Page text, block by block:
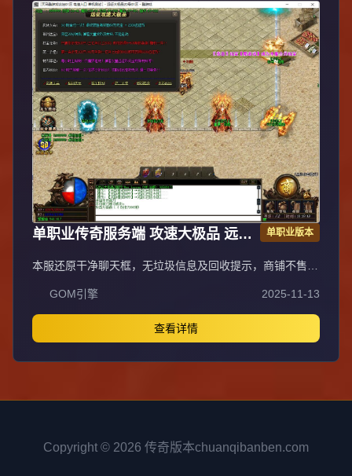
优惠不卖装备，公平无黑幕；防盗提示：不设二级密码保护
账号安全谨防诈骗。
单职业传奇服务端 攻速大极品 远征
版 GOM引擎
单职业版本
本服还原干净聊天框，无垃圾信息及回收提示，商铺不售材
群联系客服完美解答，无论是否消费均用心服务，所有玩家
公平对待。交易安全需通过商铺RMB点交易，提现手续费
仅10%；私下交易一经查实封号并清除提现记录；禁止自动
刷屏、骂人小号占安全区，违者警告或封号；严禁加速脱机
外挂，发现必删永不解封。
GOM引擎 2025-11-13
查看详情
Copyright © 2026 传奇版本chuanqibanben.com